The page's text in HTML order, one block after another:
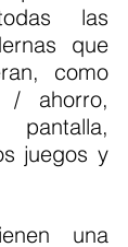
las
que
como
/ ahorro,
juegos y